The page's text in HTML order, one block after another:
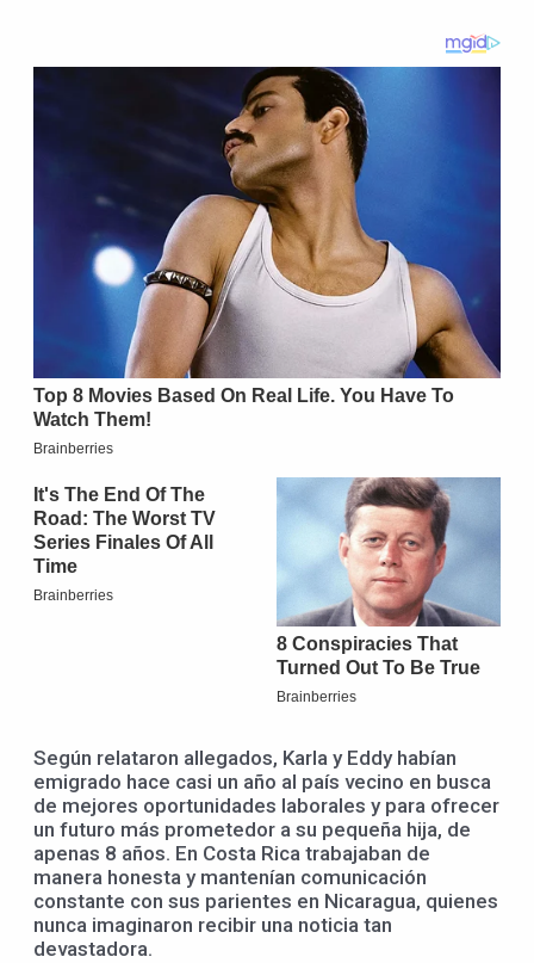
Según relataron allegados, Karla y Eddy habían
emigrado hace casi un año al país vecino en busca
de mejores oportunidades laborales y para ofrecer
un futuro más prometedor a su pequeña hija, de
apenas 8 años. En Costa Rica trabajaban de
manera honesta y mantenían comunicación
constante con sus parientes en Nicaragua, quienes
nunca imaginaron recibir una noticia tan
devastadora.